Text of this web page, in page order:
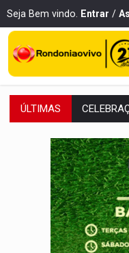
Seja Bem vindo. Entrar /
ÚLTIMAS SAÚDE:
VÍDEO:
AÇÃO
PF ESTÁ
GRAVE:
VÍDEO: